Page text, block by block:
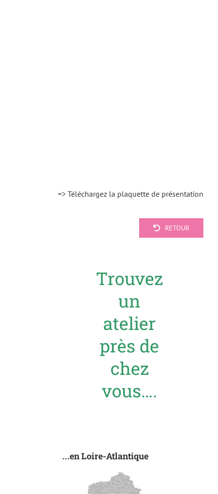
=> Téléchargez la plaquette de présentation
RETOUR
Trouvez
un
atelier
près de
chez
vous….
...en Loire-Atlantique